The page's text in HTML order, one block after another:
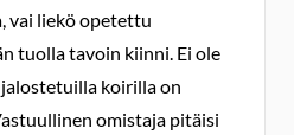
vai liekö opetettu
tuolla tavoin kiinni. Ei ole
koirilla on
omistaja pitäisi